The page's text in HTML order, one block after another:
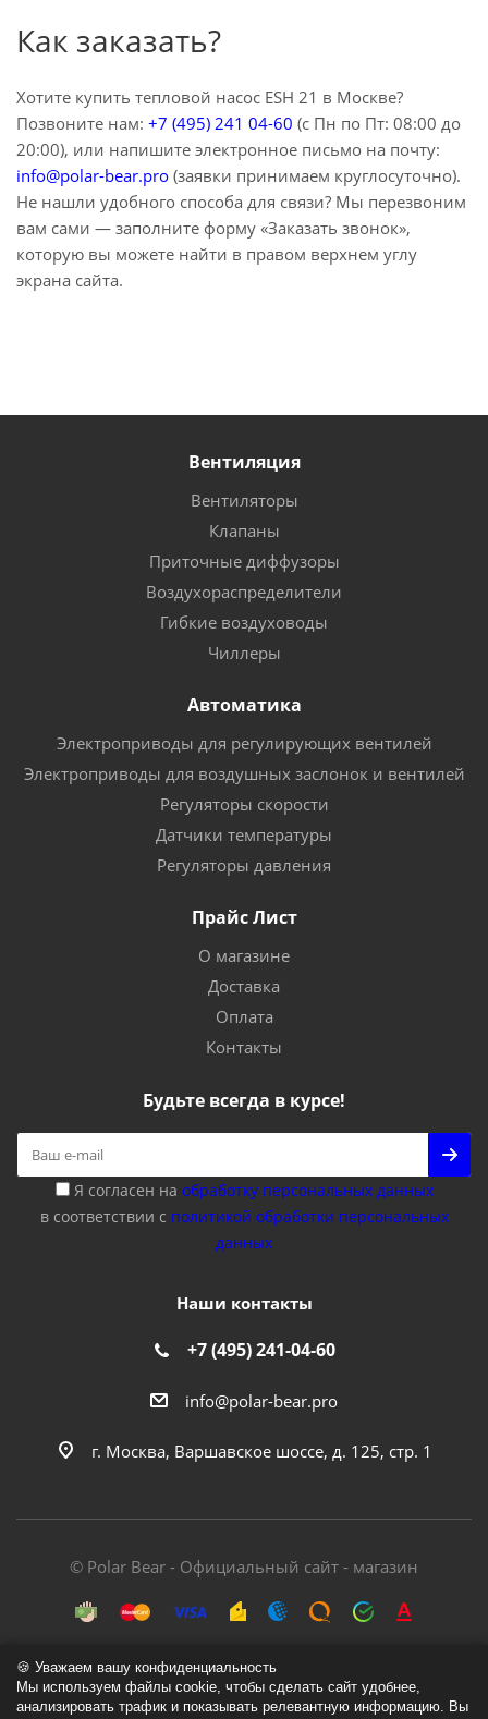
Как заказать?
Хотите купить тепловой насос ESH 21 в Москве?
Позвоните нам: +7 (495) 241 04-60 (с Пн по Пт: 08:00 до
20:00), или напишите электронное письмо на почту:
info@polar-bear.pro (заявки принимаем круглосуточно).
Не нашли удобного способа для связи? Мы перезвоним
вам сами — заполните форму «Заказать звонок»,
которую вы можете найти в правом верхнем углу
экрана сайта.
Вентиляция
Вентиляторы
Клапаны
Приточные диффузоры
Воздухораспределители
Гибкие воздуховоды
Чиллеры
Автоматика
Электроприводы для регулирующих вентилей
Электроприводы для воздушных заслонок и вентилей
Регуляторы скорости
Датчики температуры
Регуляторы давления
Прайс Лист
О магазине
Доставка
Оплата
Контакты
Будьте всегда в курсе!
Я согласен на обработку персональных данных
в соответствии с политикой обработки персональных
данных
Наши контакты
+7 (495) 241-04-60
info@polar-bear.pro
г. Москва, Варшавское шоссе, д. 125, стр. 1
© Polar Bear - Официальный сайт - магазин
🍪 Уважаем вашу конфиденциальность
Мы используем файлы cookie, чтобы сделать сайт удобнее,
анализировать трафик и показывать релевантную информацию. Вы